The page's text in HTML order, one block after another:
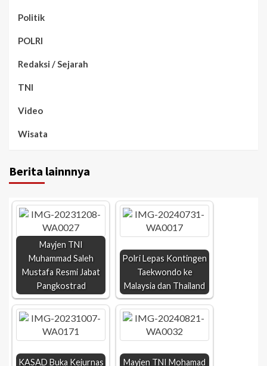
Politik
POLRI
Redaksi / Sejarah
TNI
Video
Wisata
Berita lainnnya
Mayjen TNI
Muhammad Saleh
Mustafa Resmi Jabat
Pangkostrad
Polri Lepas Kontingen
Taekwondo ke
Malaysia dan Thailand
KASAD Buka Kejurnas
Mayjen TNI Mohamad